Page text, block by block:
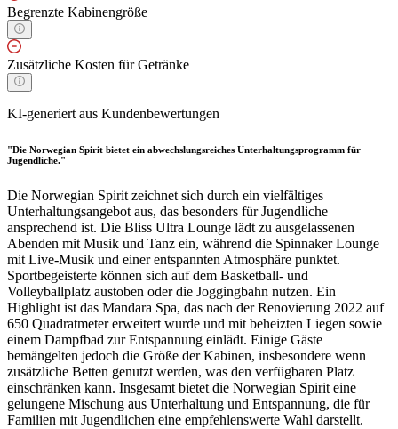
Begrenzte Kabinengröße
Zusätzliche Kosten für Getränke
KI-generiert aus Kundenbewertungen
"Die Norwegian Spirit bietet ein abwechslungsreiches Unterhaltungsprogramm für
Jugendliche."
Die Norwegian Spirit zeichnet sich durch ein vielfältiges
Unterhaltungsangebot aus, das besonders für Jugendliche
ansprechend ist. Die Bliss Ultra Lounge lädt zu ausgelassenen
Abenden mit Musik und Tanz ein, während die Spinnaker Lounge
mit Live-Musik und einer entspannten Atmosphäre punktet.
Sportbegeisterte können sich auf dem Basketball- und
Volleyballplatz austoben oder die Joggingbahn nutzen. Ein
Highlight ist das Mandara Spa, das nach der Renovierung 2022 auf
650 Quadratmeter erweitert wurde und mit beheizten Liegen sowie
einem Dampfbad zur Entspannung einlädt. Einige Gäste
bemängelten jedoch die Größe der Kabinen, insbesondere wenn
zusätzliche Betten genutzt werden, was den verfügbaren Platz
einschränken kann. Insgesamt bietet die Norwegian Spirit eine
gelungene Mischung aus Unterhaltung und Entspannung, die für
Familien mit Jugendlichen eine empfehlenswerte Wahl darstellt.